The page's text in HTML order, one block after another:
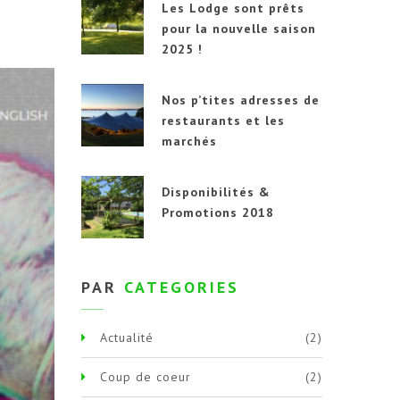
Les Lodge sont prêts
pour la nouvelle saison
2025 !
Nos p’tites adresses de
restaurants et les
marchés
Disponibilités &
Promotions 2018
PAR CATEGORIES
Actualité (2)
Coup de coeur (2)